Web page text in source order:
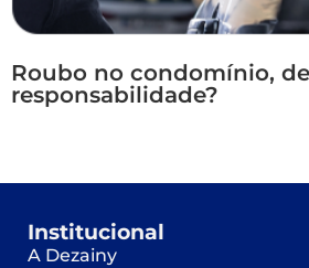
Roubo no condomínio,
responsabilidade?
Institucional
A Dezainy